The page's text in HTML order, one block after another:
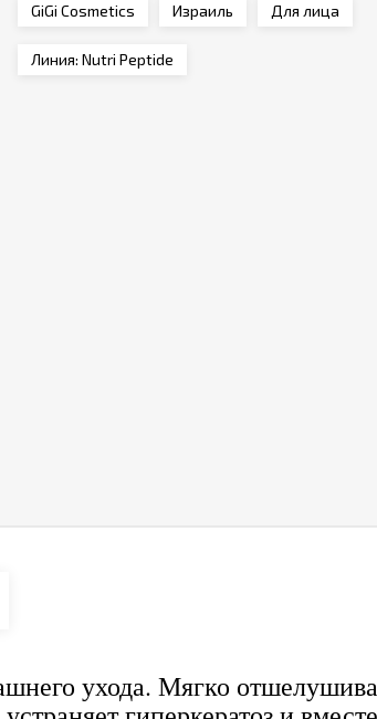
GiGi Cosmetics Израиль Для лица
Линия: Nutri Peptide
ухода. Мягко